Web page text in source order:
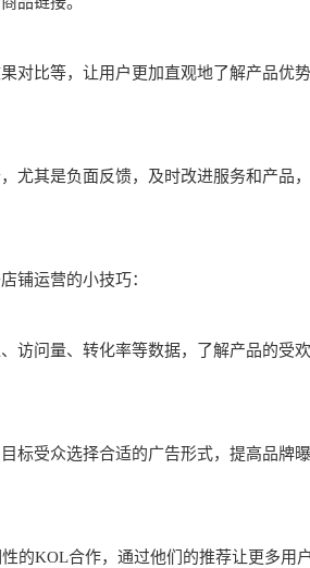
对比等，让用户更加直观地了解产品优
尤其是负面反馈，及时改进服务和产品
铺运营的小技巧：
访问量、转化率等数据，了解产品的受
标受众选择合适的广告形式，提高品牌
的KOL合作，通过他们的推荐让更多用